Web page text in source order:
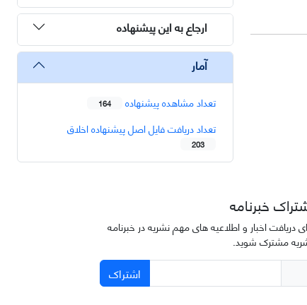
ارجاع به این پیشنهاده
آمار
تعداد مشاهده پیشنهاده 164
تعداد دریافت فایل اصل پیشنهاده اخلاق
203
خبرنامه
دریافت اخبار و اطلاعیه های مهم نشریه در خبرنامه
مشترک شوید.
اشتراک